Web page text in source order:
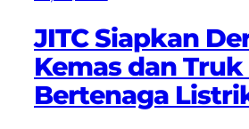
JITC Siapkan
Kemas dan
Bertenaga